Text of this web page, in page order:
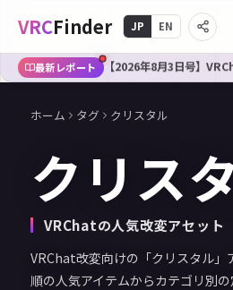
VRCFinder JP EN
最新レポート 【2026年8月3日号】
ホーム タグ クリスタル
クリス
VRChatの人気改変アセット
VRChat改変向けの「クリスタル
順の人気アイテムからカテゴリ別